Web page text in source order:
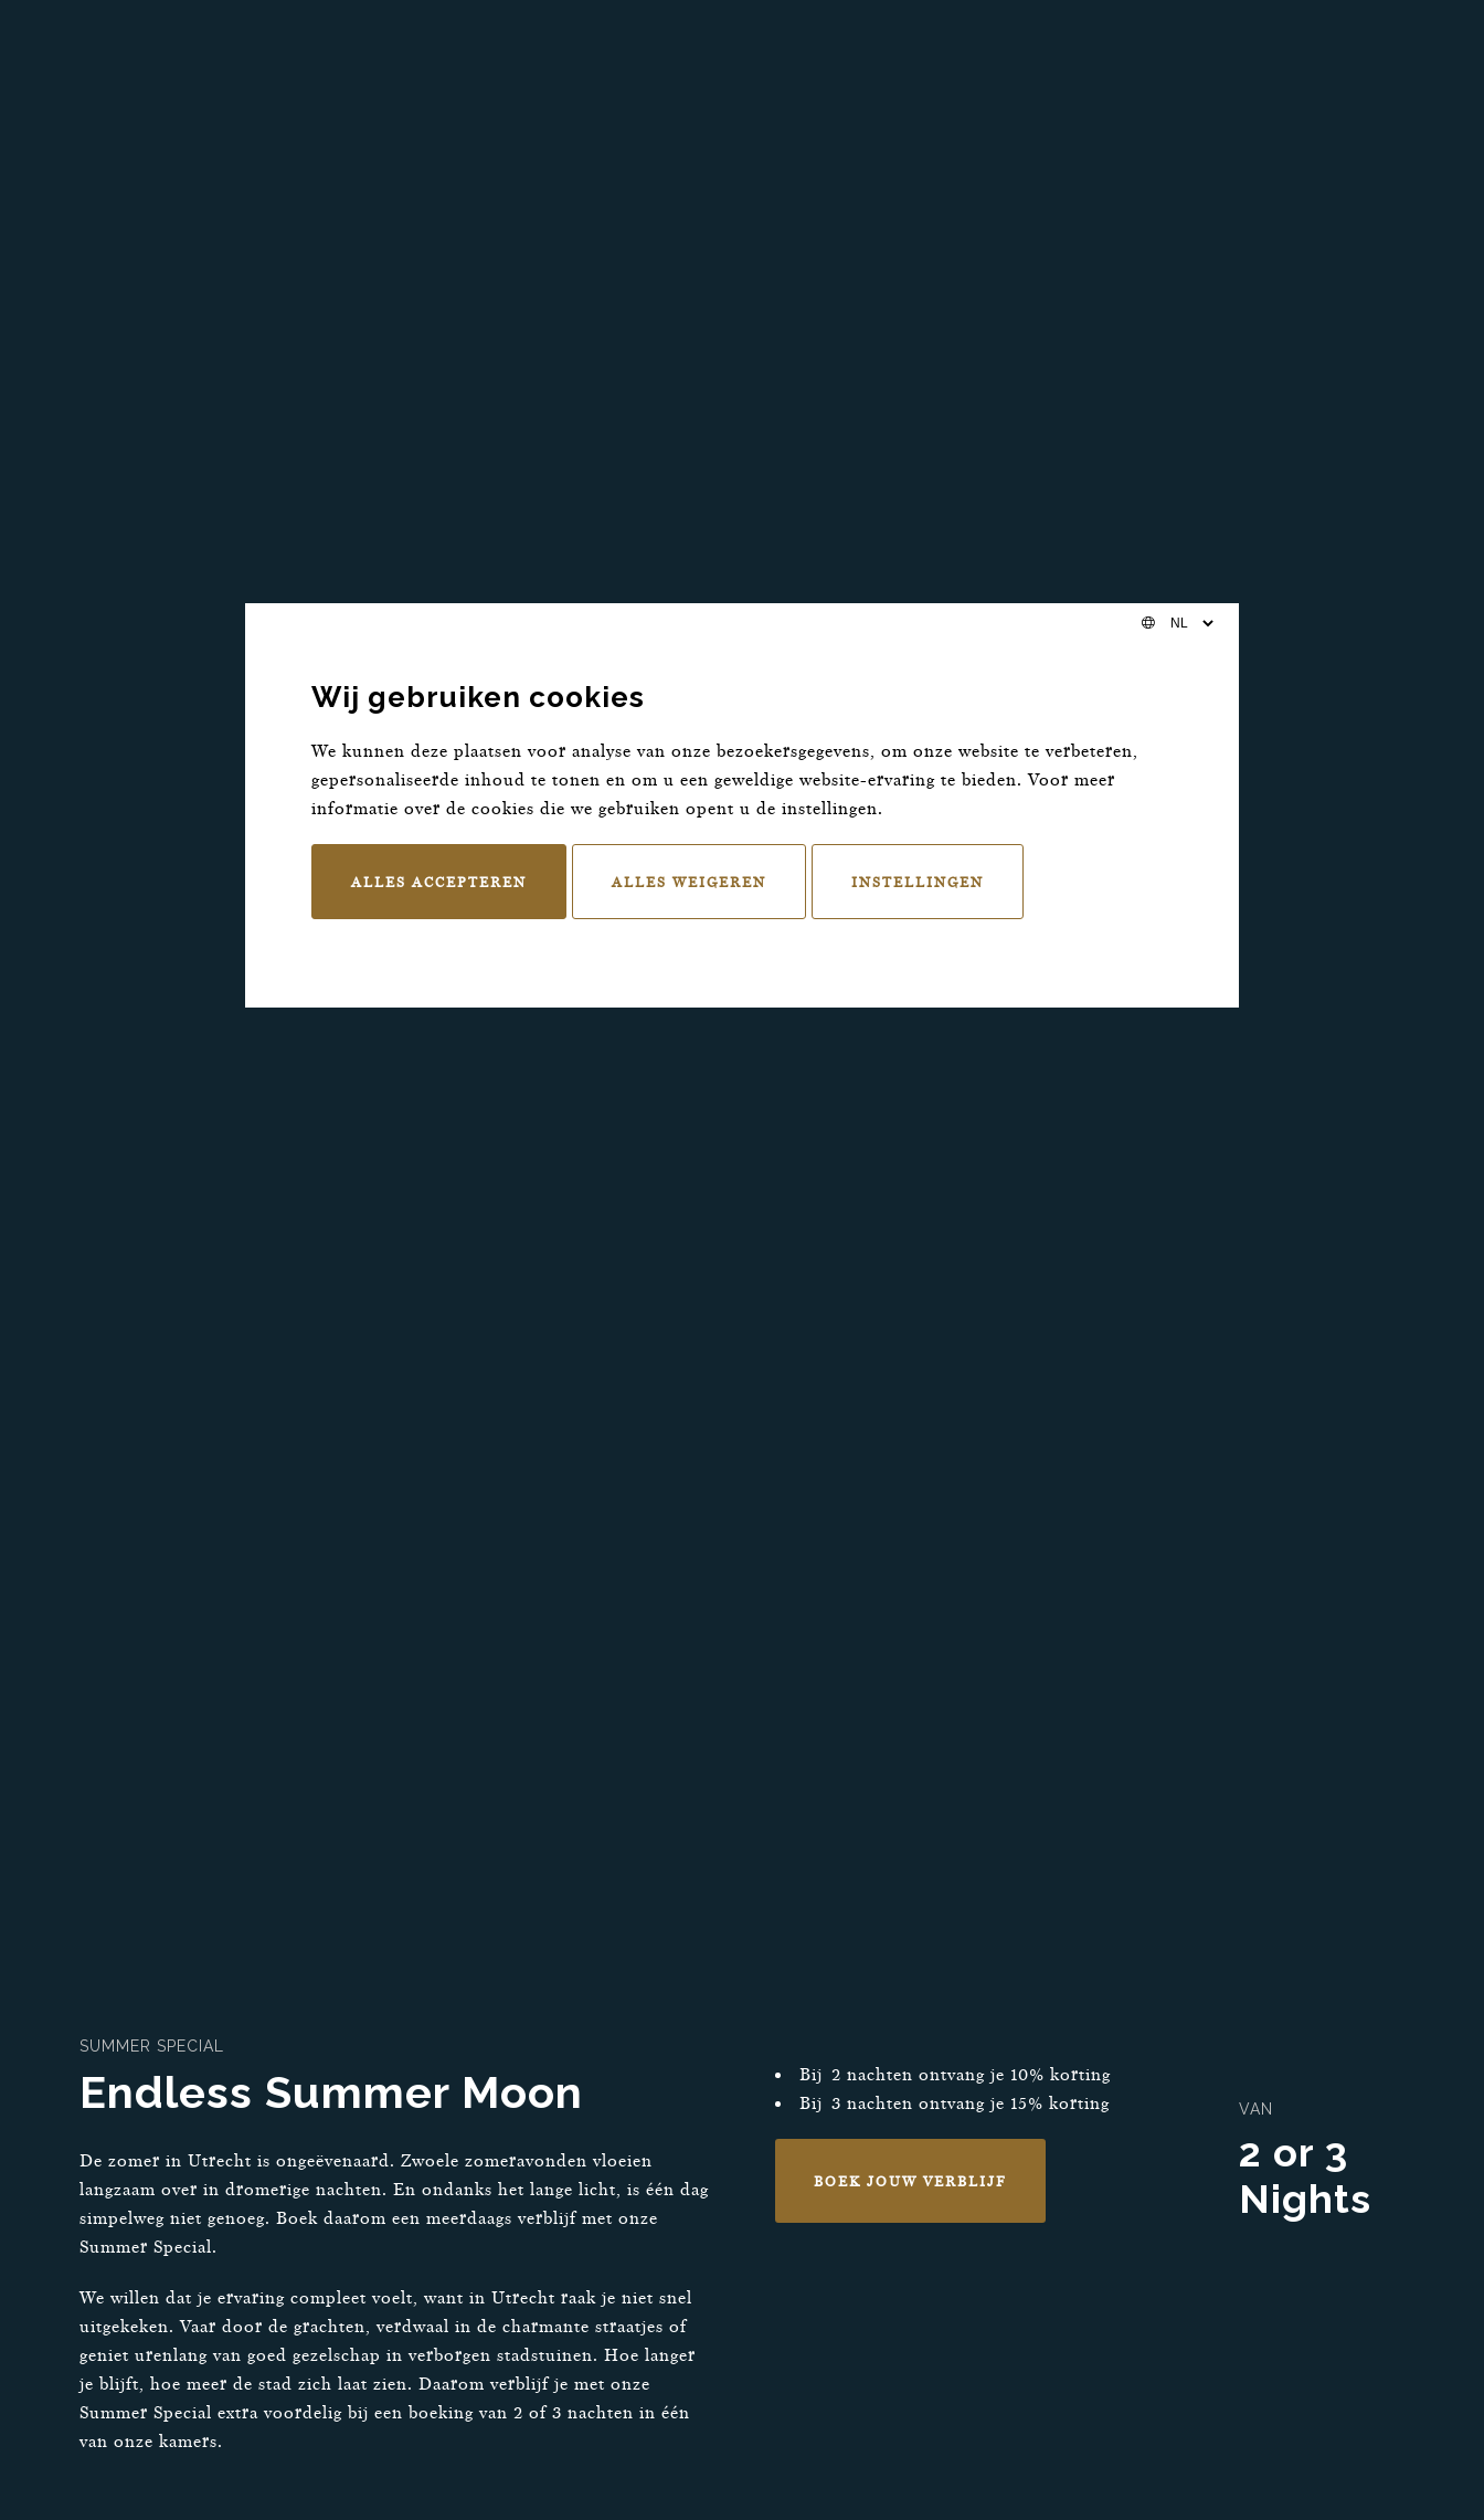
SUMMER SPECIAL
Endless Summer Moon
De zomer in Utrecht is ongeëvenaard. Zwoele zomeravonden vloeien
langzaam over in dromerige nachten. En ondanks het lange licht, is één dag
simpelweg niet genoeg. Boek daarom een meerdaags verblijf met onze
Summer Special.
We willen dat je ervaring compleet voelt, want in Utrecht raak je niet snel
uitgekeken. Vaar door de grachten, verdwaal in de charmante straatjes of
geniet urenlang van goed gezelschap in verborgen stadstuinen. Hoe langer
je blijft, hoe meer de stad zich laat zien. Daarom verblijf je met onze
Summer Special extra voordelig bij een boeking van 2 of 3 nachten in één
van onze kamers.
Bij 2 nachten ontvang je 10% korting
Bij 3 nachten ontvang je 15% korting
BOEK JOUW VERBLIJF
VAN
2 or 3
Nights
Wij gebruiken cookies
We kunnen deze plaatsen voor analyse van onze bezoekersgegevens, om onze website te verbeteren,
gepersonaliseerde inhoud te tonen en om u een geweldige website-ervaring te bieden. Voor meer
informatie over de cookies die we gebruiken opent u de instellingen.
ALLES ACCEPTEREN ALLES WEIGEREN INSTELLINGEN